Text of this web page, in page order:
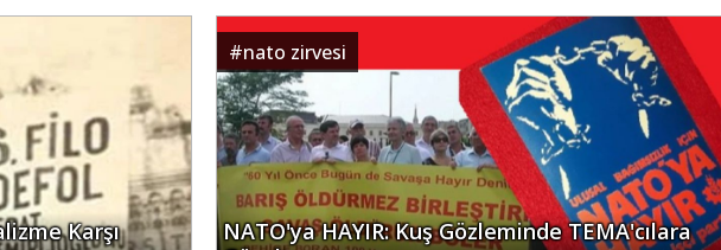
Karşı
#nato zirvesi
NATO'ya HAYIR: Kuş Gözleminde TEMA'cılara